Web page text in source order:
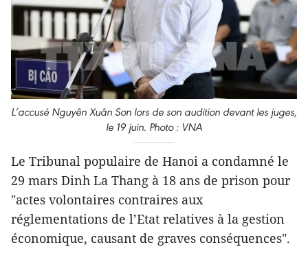
L’accusé Nguyên Xuân Son lors de son audition devant les juges,
le 19 juin. Photo : VNA
Le Tribunal populaire de Hanoi a condamné le
29 mars Dinh La Thang à 18 ans de prison pour
"actes volontaires contraires aux
réglementations de l’Etat relatives à la gestion
économique, causant de graves conséquences".